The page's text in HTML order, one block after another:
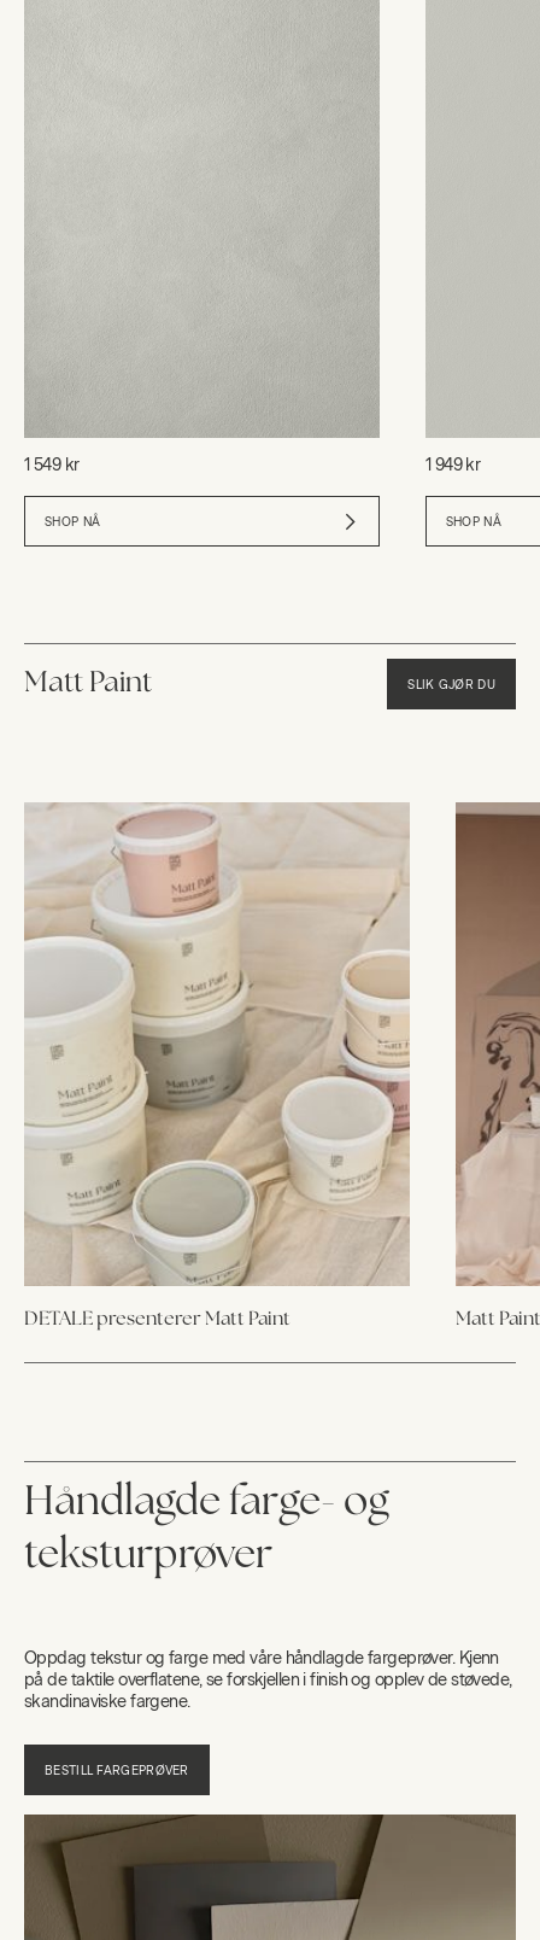
1 549 kr
SHOP NÅ
1 949 kr
SHOP NÅ
Matt Paint SLIK GJØR DU
DETALE presenterer Matt Paint Matt
Håndlagde farge- og
teksturprøver
Oppdag tekstur og farge med våre håndlagde fargeprøver. Kjenn
på de taktile overflatene, se forskjellen i finish og opplev de støvede,
skandinaviske fargene.
BESTILL FARGEPRØVER